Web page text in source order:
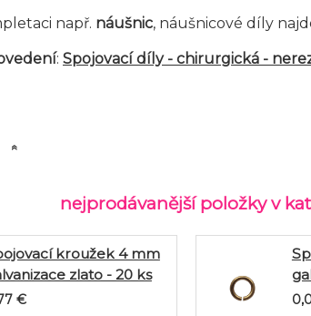
např. náušnic, náušnicové díly
: Spojovací díly - chirurgická -
nejprodávanější položky v
kroužek 4 mm
zlato - 20 ks
€